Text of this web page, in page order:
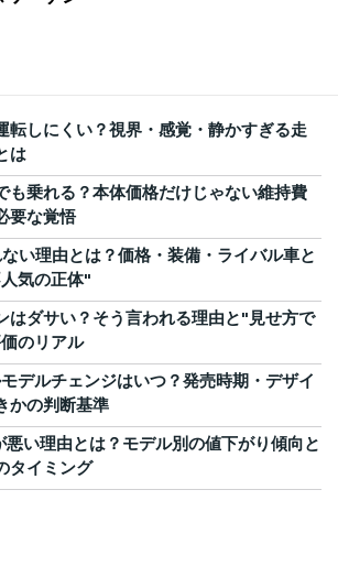
転しにくい？視界・感覚・静かすぎる走
は
も乗れる？本体価格だけじゃない維持費
要な覚悟
い理由とは？価格・装備・ライバル車と
気の正体"
はダサい？そう言われる理由と"見せ方で
のリアル
デルチェンジはいつ？発売時期・デザイ
かの判断基準
い理由とは？モデル別の値下がり傾向と
タイミング